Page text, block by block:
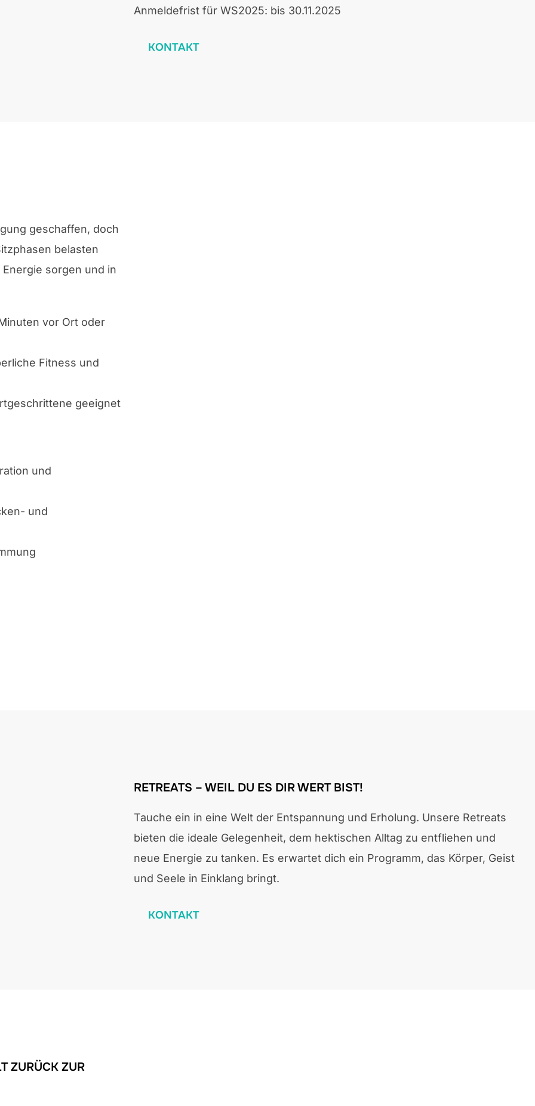
Anmeldefrist für WS2025: bis 30.11.2025
KONTAKT
geschaffen, doch
belasten
sorgen und in
vor Ort oder
Fitness und
geeignet
und
und
RETREATS – WEIL DU ES DIR WERT BIST!
Tauche ein in eine Welt der Entspannung und Erholung. Unsere Retreats
bieten die ideale Gelegenheit, dem hektischen Alltag zu entfliehen und
neue Energie zu tanken. Es erwartet dich ein Programm, das Körper, Geist
und Seele in Einklang bringt.
KONTAKT
ZURÜCK ZUR